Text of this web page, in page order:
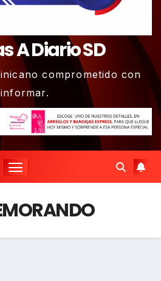
A Diario SD
comprometido con
informar.